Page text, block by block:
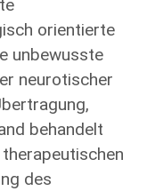
orientierte
unbewusste
neurotischer
behandelt
des